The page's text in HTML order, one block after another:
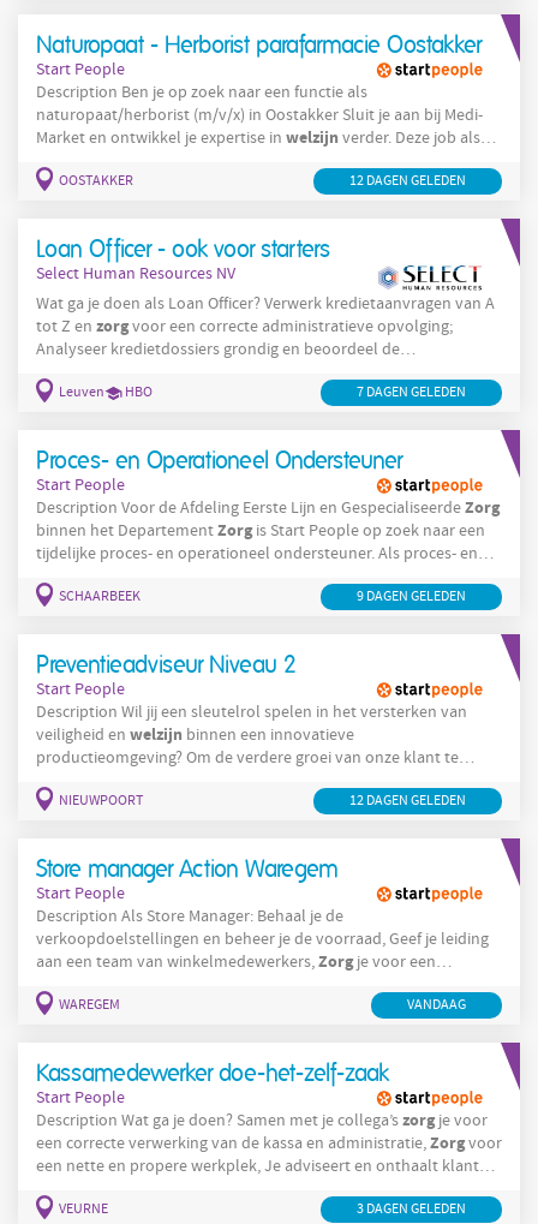
Naturopaat - Herborist parafarmacie Oostakker
Start People
Description Ben je op zoek naar een functie als
naturopaat/herborist (m/v/x) in Oostakker Sluit je aan bij Medi-
Market en ontwikkel je expertise in welzijn verder. Deze job als
om klanten dagelijks te adviseren en te begeleiden. Wil je je
OOSTAKKER 12 DAGEN GELEDEN
Loan Officer - ook voor starters
Select Human Resources NV
Wat ga je doen als Loan Officer? Verwerk kredietaanvragen van A
tot Z en zorgvoor een correcte administratieve opvolging;
Analyseer kredietdossiers grondig en beoordeel de
boekhouders om beslissingen goed te onderbouwen; Evalueer
Stel contracten op enzorg
Leuven HBO 7 DAGEN GELEDEN
Proces- en Operationeel Ondersteuner
Start People
Description Voor de Afdeling Eerste Lijn en GespecialiseerdeZorg
binnen het DepartementZorgis Start People op zoek naar een
tijdelijke proces- en operationeel ondersteuner. Als proces- en
voor: Het ondersteunen van het afdelingshoofd en deSCHAARBEEK 9 DAGEN GELEDEN
Preventieadviseur Niveau 2
Start People
Description Wil jij een sleutelrol spelen in het versterken van
veiligheid en welzijn binnen een innovatieve
productieomgeving? Om de verdere groei van onze klant te
veiligheid, kwaliteit en
centraal stelt. Jouw rol als
combineert jouw kennis van wetgeving
NIEUWPOORT 12 DAGEN GELEDEN
Store manager Action Waregem
Start People
Description Als Store Manager: Behaal je de
verkoopdoelstellingen en beheer je de voorraad, Geef je leiding
aan een team van winkelmedewerkers,Zorgje voor een
schapindeling, Controleer je de voortgang van het werk,Zorg
WAREGEM VANDAAG
Kassamedewerker doe-het-zelf-zaak
Start People
Description Wat ga je doen? Samen met je collega’szorgje voor
een correcte verwerking van de kassa en administratie,Zorgvoor
een nette en propere werkplek, Je adviseert en onthaalt klanten
momenten spring je bij waar nodig in de winkel. Company Ben jij
VEURNE 3 DAGEN GELEDEN